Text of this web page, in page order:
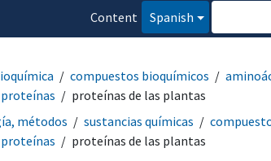
Content
Spanish
compuestos bioquímicos
proteínas
proteínas de las plantas
métodos
sustancias químicas
proteínas proteínas de las plantas